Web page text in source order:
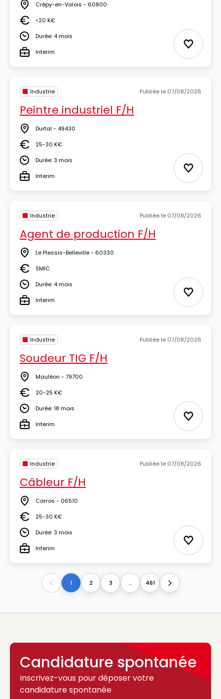
Lieu Crépy-en-Valois - 60800
Salaire<20 K€
DuréeDurée: 4 mois
TypeInterim Ajouter
Industrie Publiée le 07/08/2026
Peintre industriel F/H
Lieu Durtal - 49430
Salaire25-30 K€
DuréeDurée: 3 mois
TypeInterim Ajouter
Industrie Publiée le 07/08/2026
Agent de production F/H
Lieu Le Plessis-Belleville - 60330
Salaire
SMIC
DuréeDurée: 4 mois
TypeInterim Ajouter
Industrie Publiée le 07/08/2026
Soudeur TIG F/H
Lieu Mauléon - 79700
Salaire20-25 K€
DuréeDurée: 18 mois
TypeInterim Ajouter
Industrie Publiée le 07/08/2026
Câbleur F/H
Lieu Carros - 06510
Salaire25-30 K€
DuréeDurée: 3 mois
TypeInterim Ajouter
Previous1 2 3 ... 461 Next
Candidature spontanée
Inscrivez-vous pour déposer votre
candidature spontanée